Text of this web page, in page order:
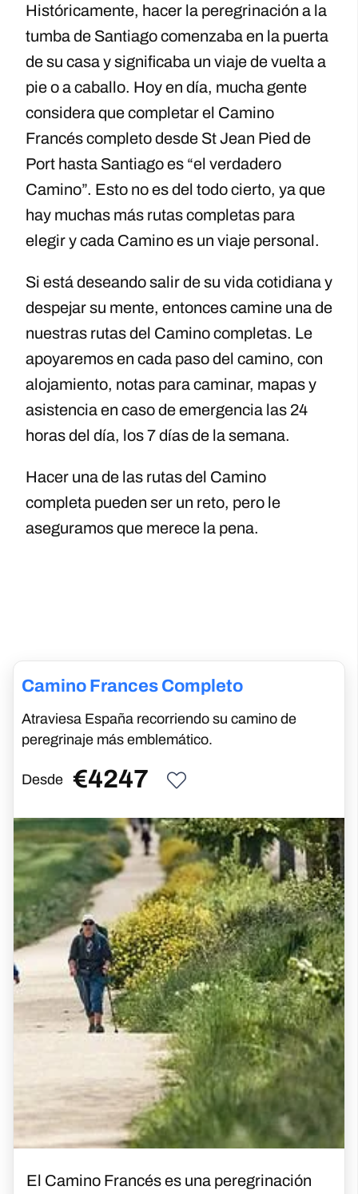
Históricamente, hacer la peregrinación a la
tumba de Santiago comenzaba en la puerta
de su casa y significaba un viaje de vuelta a
pie o a caballo. Hoy en día, mucha gente
considera que completar el Camino
Francés completo desde St Jean Pied de
Port hasta Santiago es “el verdadero
Camino”. Esto no es del todo cierto, ya que
hay muchas más rutas completas para
elegir y cada Camino es un viaje personal.
Si está deseando salir de su vida cotidiana y
despejar su mente, entonces camine una de
nuestras rutas del Camino completas. Le
apoyaremos en cada paso del camino, con
alojamiento, notas para caminar, mapas y
asistencia en caso de emergencia las 24
horas del día, los 7 días de la semana.
Hacer una de las rutas del Camino
completa pueden ser un reto, pero le
aseguramos que merece la pena.
Camino Frances Completo
Atraviesa España recorriendo su camino de
peregrinaje más emblemático.
Desde €4247
El Camino Francés es una peregrinación